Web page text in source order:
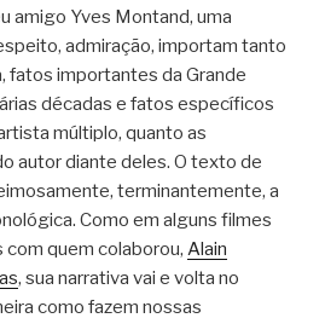
amigo Yves Montand, uma
admiração, importam tanto
fatos importantes da Grande
décadas e fatos específicos
múltiplo, quanto as
autor diante deles. O texto de
terminantemente, a
Como em alguns filmes
quem colaborou, Alain
, sua narrativa vai e volta no
como fazem nossas